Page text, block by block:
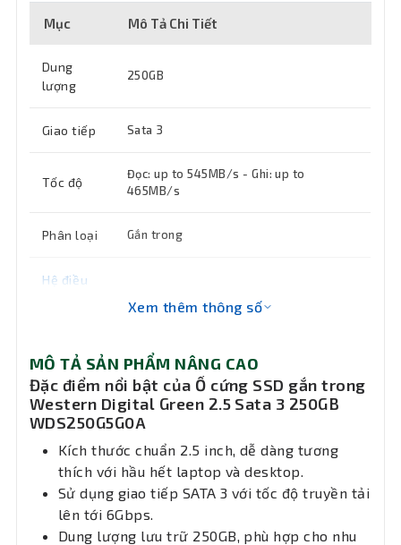
Mục Mô Tả Chi Tiết
Dung
lượng
250GB
Giao tiếp Sata 3
Tốc độ
Đọc: up to 545MB/s - Ghi: up to
465MB/s
Phân loại Gắn trong
Hệ điều
MTBF Đang cập nhật
Kích
thước
100.5mm x 69.85mm x 7mm (L x W x H)
Khối
lượng
32.7gms
Bảo hành 36 tháng
Xem thêm thông số
MÔ TẢ SẢN PHẨM NÂNG CAO
Đặc điểm nổi bật của Ổ cứng SSD gắn trong
Western Digital Green 2.5 Sata 3 250GB
WDS250G5G0A
Kích thước chuẩn 2.5 inch, dễ dàng tương
thích với hầu hết laptop và desktop.
Sử dụng giao tiếp SATA 3 với tốc độ truyền tải
lên tới 6Gbps.
Dung lượng lưu trữ 250GB, phù hợp cho nhu